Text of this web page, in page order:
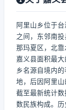
阿里山乡位于
之间，东邻南
那玛夏区，北
嘉义县面积最大
乡名源自境内
地，后因阿里山
截至最新统计
数民族构成。